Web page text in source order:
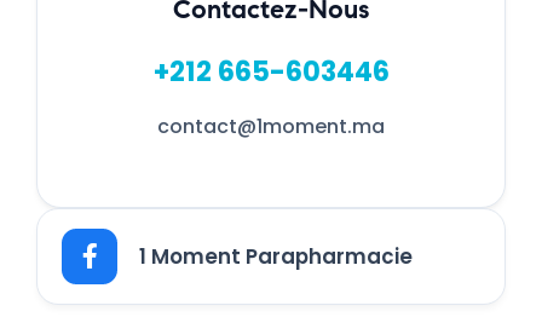
Contactez-Nous
+212 665-603446
contact@1moment.ma
1 Moment Parapharmacie